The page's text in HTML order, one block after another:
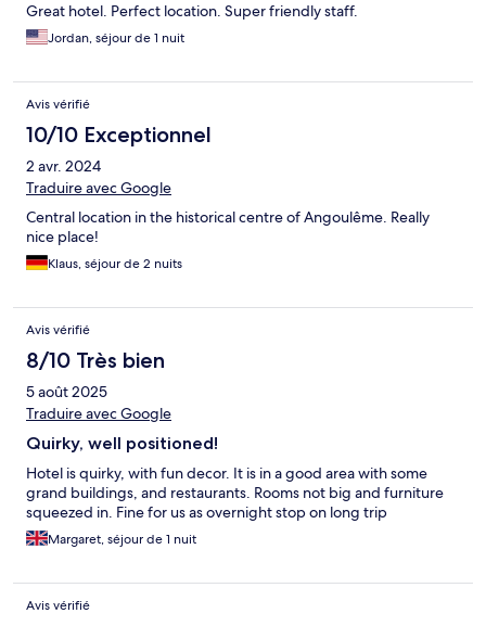
Great hotel. Perfect location. Super friendly staff.
Jordan, séjour de 1 nuit
Avis vérifié
10/10 Exceptionnel
2 avr. 2024
Traduire avec Google
Central location in the historical centre of Angoulême. Really
nice place!
Klaus, séjour de 2 nuits
Avis vérifié
8/10 Très bien
5 août 2025
Traduire avec Google
Quirky, well positioned!
Hotel is quirky, with fun decor. It is in a good area with some
grand buildings, and restaurants. Rooms not big and furniture
squeezed in. Fine for us as overnight stop on long trip
Margaret, séjour de 1 nuit
Avis vérifié